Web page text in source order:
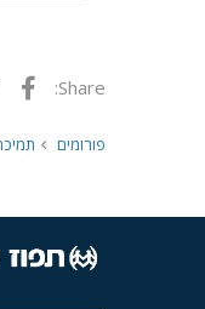
Share:
פורומים